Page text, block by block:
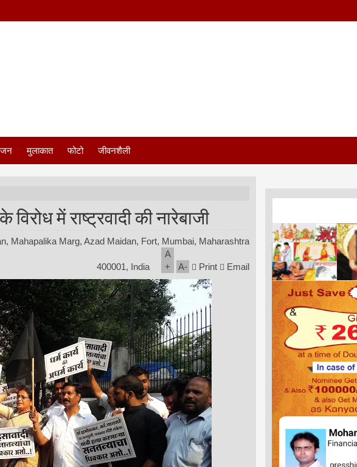
मुलाकात फोटो जीवनशैली
में राष्ट्रवादी की नारेबाजी
Mahapalika Marg, Azad Maidan, Fort, Mumbai, Maharashtra
400001, India
A
+
A- Print Email